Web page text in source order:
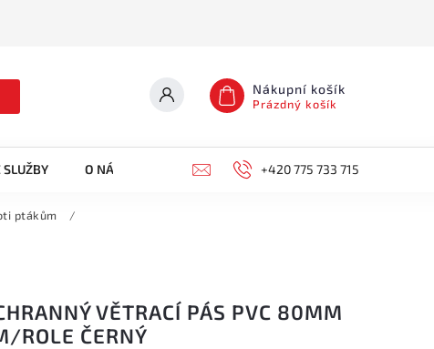
Nákupní košík
Prázdný košík
SLUŽBY O NÁS KONTAKTY +420 775 733 715
ptákům /
VĚTRACÍ PÁS PVC 80MM
ROLE ČERNÝ